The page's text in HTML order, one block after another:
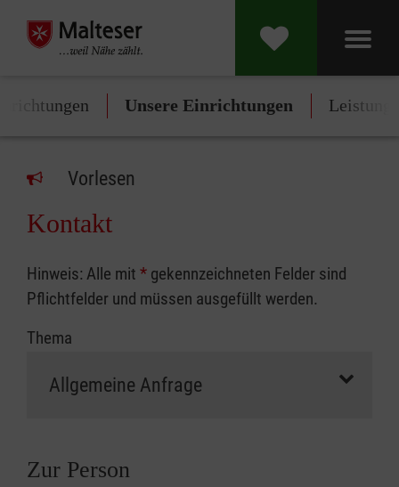
Unsere Einrichtungen
Vorlesen
Kontakt
Hinweis: Alle mit * gekennzeichneten Felder sind
Pflichtfelder und müssen ausgefüllt werden.
Thema
Zur Person